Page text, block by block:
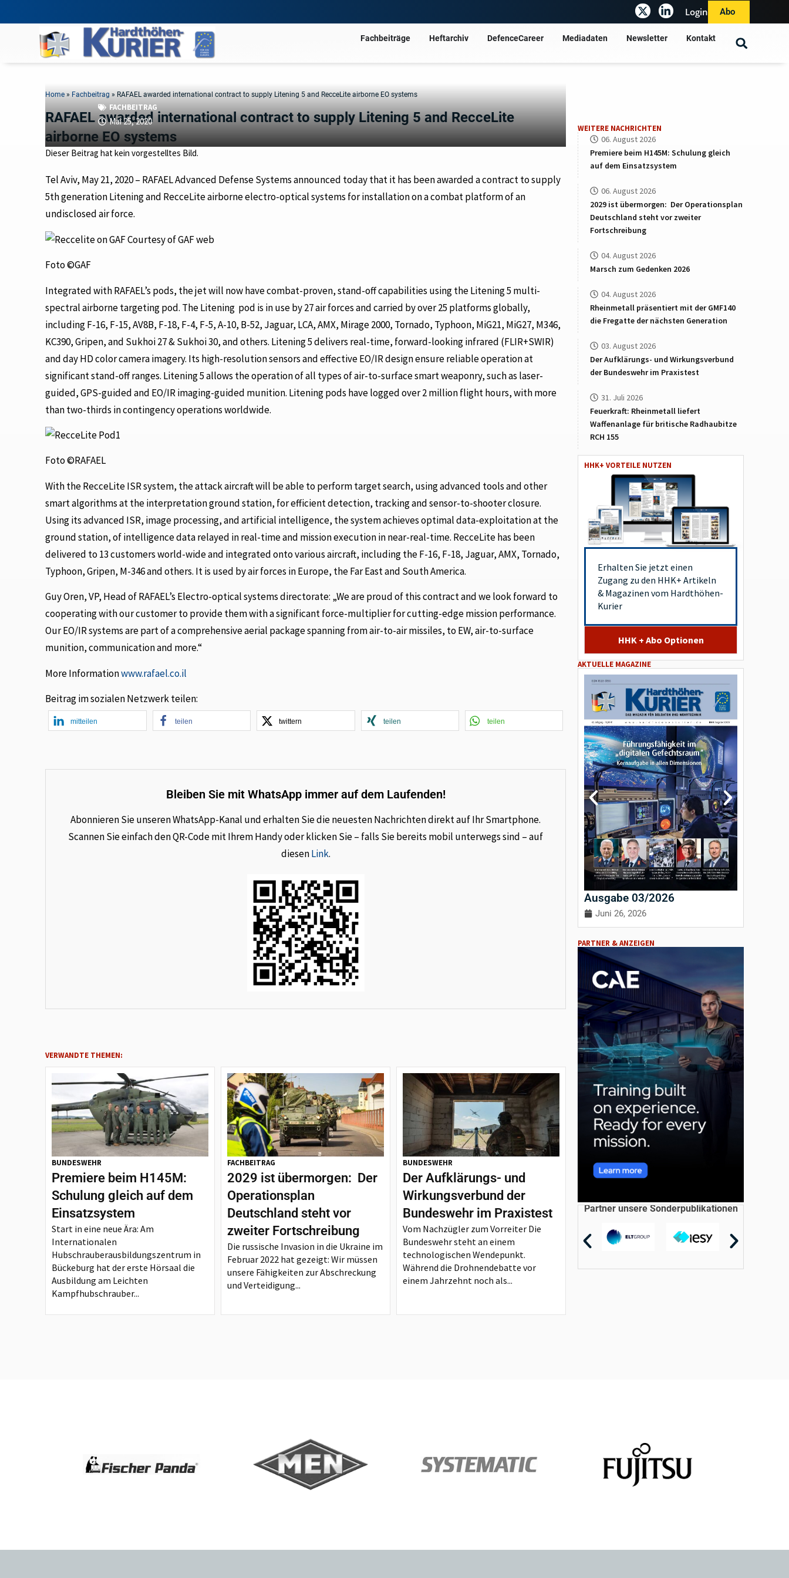
Login Abo
Fachbeiträge Heftarchiv DefenceCareer Mediadaten Newsletter Kontakt
Home » Fachbeitrag » RAFAEL awarded international contract to supply Litening 5 and RecceLite airborne EO systems
RAFAEL awarded international contract to supply Litening 5 and RecceLite
airborne EO systems
FACHBEITRAG
Mai 25, 2020
Dieser Beitrag hat kein vorgestelltes Bild.
Tel Aviv, May 21, 2020 – RAFAEL Advanced Defense Systems announced today that it has been awarded a contract to supply
5th generation Litening and RecceLite airborne electro-optical systems for installation on a combat platform of an
undisclosed air force.
Foto ©GAF
Integrated with RAFAEL’s pods, the jet will now have combat-proven, stand-off capabilities using the Litening 5 multi-
spectral airborne targeting pod. The Litening pod is in use by 27 air forces and carried by over 25 platforms globally,
including F-16, F-15, AV8B, F-18, F-4, F-5, A-10, B-52, Jaguar, LCA, AMX, Mirage 2000, Tornado, Typhoon, MiG21, MiG27, M346,
KC390, Gripen, and Sukhoi 27 & Sukhoi 30, and others. Litening 5 delivers real-time, forward-looking infrared (FLIR+SWIR)
and day HD color camera imagery. Its high-resolution sensors and effective EO/IR design ensure reliable operation at
significant stand-off ranges. Litening 5 allows the operation of all types of air-to-surface smart weaponry, such as laser-
guided, GPS-guided and EO/IR imaging-guided munition. Litening pods have logged over 2 million flight hours, with more
than two-thirds in contingency operations worldwide.
Foto ©RAFAEL
With the RecceLite ISR system, the attack aircraft will be able to perform target search, using advanced tools and other
smart algorithms at the interpretation ground station, for efficient detection, tracking and sensor-to-shooter closure.
Using its advanced ISR, image processing, and artificial intelligence, the system achieves optimal data-exploitation at the
ground station, of intelligence data relayed in real-time and mission execution in near-real-time. RecceLite has been
delivered to 13 customers world-wide and integrated onto various aircraft, including the F-16, F-18, Jaguar, AMX, Tornado,
Typhoon, Gripen, M-346 and others. It is used by air forces in Europe, the Far East and South America.
Guy Oren, VP, Head of RAFAEL’s Electro-optical systems directorate: „We are proud of this contract and we look forward to
cooperating with our customer to provide them with a significant force-multiplier for cutting-edge mission performance.
Our EO/IR systems are part of a comprehensive aerial package spanning from air-to-air missiles, to EW, air-to-surface
munition, communication and more.“
More Informationwww.rafael.co.il
Beitrag im sozialen Netzwerk teilen:
mitteilen teilen twittern teilen teilen
Bleiben Sie mit WhatsApp immer auf dem Laufenden!
Abonnieren Sie unseren WhatsApp-Kanal und erhalten Sie die neuesten Nachrichten direkt auf Ihr Smartphone.
Scannen Sie einfach den QR-Code mit Ihrem Handy oder klicken Sie – falls Sie bereits mobil unterwegs sind – auf
diesenLink.
VERWANDTE THEMEN:
BUNDESWEHR
Premiere beim H145M:
Schulung gleich auf dem
Einsatzsystem
Start in eine neue Ära: Am
Internationalen
Hubschrauberausbildungszentrum in
Bückeburg hat der erste Hörsaal die
Ausbildung am Leichten
Kampfhubschrauber...
FACHBEITRAG
2029 ist übermorgen: Der
Operationsplan
Deutschland steht vor
zweiter Fortschreibung
Die russische Invasion in die Ukraine im
Februar 2022 hat gezeigt: Wir müssen
unsere Fähigkeiten zur Abschreckung
und Verteidigung...
BUNDESWEHR
Der Aufklärungs- und
Wirkungsverbund der
Bundeswehr im Praxistest
Vom Nachzügler zum Vorreiter Die
Bundeswehr steht an einem
technologischen Wendepunkt.
Während die Drohnendebatte vor
einem Jahrzehnt noch als...
WEITERE NACHRICHTEN
06. August 2026
Premiere beim H145M: Schulung gleich
auf dem Einsatzsystem
06. August 2026
2029 ist übermorgen: Der Operationsplan
Deutschland steht vor zweiter
Fortschreibung
04. August 2026
Marsch zum Gedenken 2026
04. August 2026
Rheinmetall präsentiert mit der GMF140
die Fregatte der nächsten Generation
03. August 2026
Der Aufklärungs- und Wirkungsverbund
der Bundeswehr im Praxistest
31. Juli 2026
Feuerkraft: Rheinmetall liefert
Waffenanlage für britische Radhaubitze
RCH 155
HHK+ VORTEILE NUTZEN
Erhalten Sie jetzt einen
Zugang zu den HHK+ Artikeln
& Magazinen vom Hardthöhen-
Kurier
HHK + Abo Optionen
AKTUELLE MAGAZINE
Ausgabe 03/2026
Juni 26, 2026
PARTNER & ANZEIGEN
Partner unsere Sonderpublikationen